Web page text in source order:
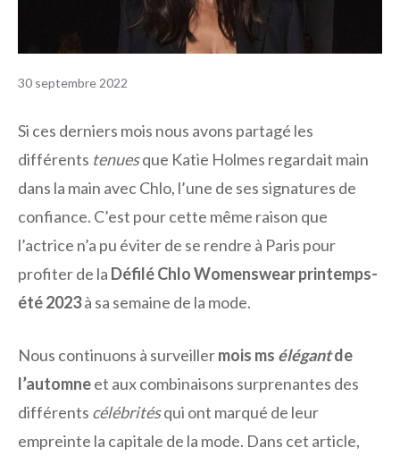
30 septembre 2022
Si ces derniers mois nous avons partagé les
différents tenuesque Katie Holmes regardait main
dans la main avec Chlo, l’une de ses signatures de
confiance. C’est pour cette même raison que
l’actrice n’a pu éviter de se rendre à Paris pour
profiter de la Défilé Chlo Womenswear printemps-
été 2023à sa semaine de la mode.
Nous continuons à surveillermois ms élégantde
l’automneet aux combinaisons surprenantes des
différents célébritésqui ont marqué de leur
empreinte la capitale de la mode. Dans cet article,